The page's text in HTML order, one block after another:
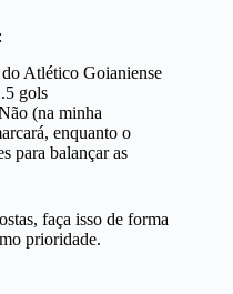
Atlético Goianiense
gols
(na minha
enquanto o
para balançar as
faça isso de forma
prioridade.